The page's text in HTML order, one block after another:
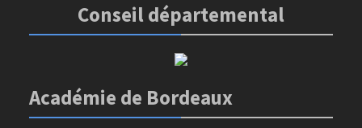
Conseil départemental
Académie de Bordeaux